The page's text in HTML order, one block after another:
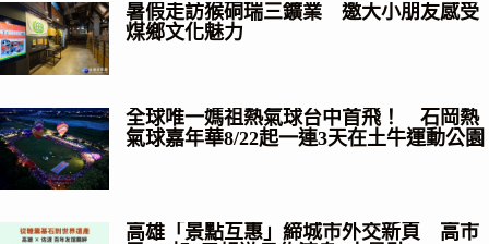
暑假走訪猴硐瑞三鑛業 邀大小朋友感受
煤鄉文化魅力
全球唯一媽祖熱氣球台中首飛！ 石岡熱
氣球嘉年華8/22起一連3天在土牛運動公園
高雄「景點互惠」締城市外交新頁 高市